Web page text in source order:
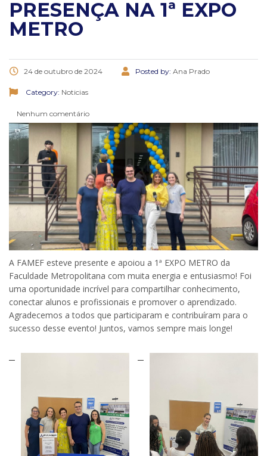
PRESENÇA NA 1ª EXPO
METRO
24 de outubro de 2024 Posted by: Ana Prado
Category: Noticias
Nenhum comentário
A FAMEF esteve presente e apoiou a 1ª EXPO METRO da
Faculdade Metropolitana com muita energia e entusiasmo! Foi
uma oportunidade incrível para compartilhar conhecimento,
conectar alunos e profissionais e promover o aprendizado.
Agradecemos a todos que participaram e contribuíram para o
sucesso desse evento! Juntos, vamos sempre mais longe!